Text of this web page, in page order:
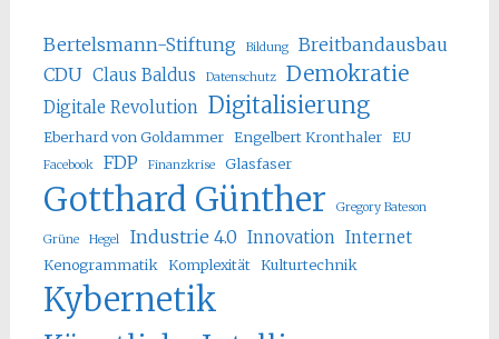
Bertelsmann-Stiftung Bildung
Breitbandausbau
CDU Claus Baldus Datenschutz Demokratie
Digitale Revolution Digitalisierung
Eberhard von Goldammer Engelbert Kronthaler EU
Facebook FDP Finanzkrise Glasfaser
Gotthard Günther Gregory Bateson
Grüne Hegel Industrie 4.0 Innovation Internet
Kenogrammatik Komplexität Kulturtechnik
Kybernetik